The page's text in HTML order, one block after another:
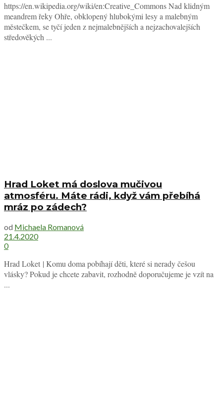
https://en.wikipedia.org/wiki/en:Creative_Commons Nad klidným
meandrem řeky Ohře, obklopený hlubokými lesy a malebným
městečkem, se tyčí jeden z nejmalebnějších a nejzachovalejších
středověkých ...
Hrad Loket má doslova mučivou
atmosféru. Máte rádi, když vám přebíhá
mráz po zádech?
od Michaela Romanová
21.4.2020
0
Hrad Loket | Komu doma pobíhají děti, které si nerady češou
vlásky? Pokud je chcete zabavit, rozhodně doporučujeme je vzít na
...